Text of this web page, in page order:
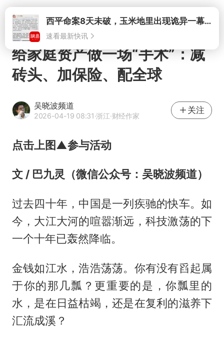
打开
给家庭资产做一场“手术”：减
砖头、加保险、配全球
吴晓波频道
2026-04-19 08:31·浙江·财经作家
关注
点击上图▲参与活动
文 / 巴九灵（微信公众号：吴晓波频道）
过去四十年，中国是一列疾驰的快车。如
今，大江大河的喧嚣渐远，科技激荡的下
一个十年已轰然降临。
金钱如江水，浩浩荡荡。你有没有舀起属
于你的那几瓢？更重要的是，你瓢里的
水，是在日益枯竭，还是在复利的滋养下
汇流成溪？